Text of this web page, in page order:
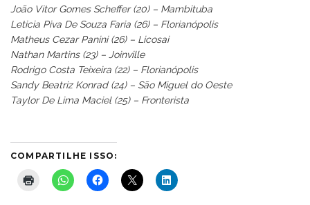
João Vitor Gomes Scheffer (20) – Mambituba
Leticia Piva De Souza Faria (26) – Florianópolis
Matheus Cezar Panini (26) – Licosai
Nathan Martins (23) – Joinville
Rodrigo Costa Teixeira (22) – Florianópolis
Sandy Beatriz Konrad (24) – São Miguel do Oeste
Taylor De Lima Maciel (25) – Fronterista
COMPARTILHE ISSO: